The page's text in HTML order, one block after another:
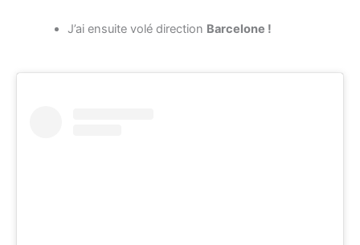
J’ai ensuite volé direction Barcelone !